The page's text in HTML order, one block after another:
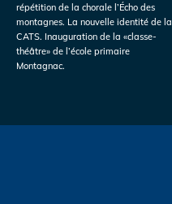
répétition de la chorale l’Écho des
montagnes. La nouvelle identité de la
CATS. Inauguration de la «classe-
théâtre» de l’école primaire
Montagnac.